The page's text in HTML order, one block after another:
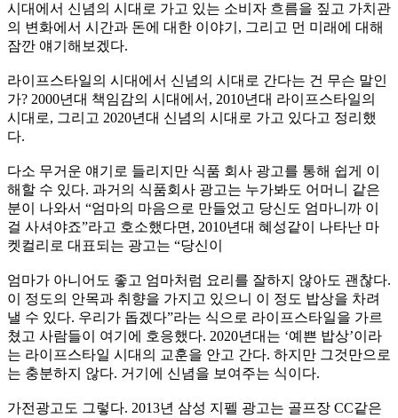
시대에서 신념의 시대로 가고 있는 소비자 흐름을 짚고 가치관
의 변화에서 시간과 돈에 대한 이야기 , 그리고 먼 미래에 대해
잠깐 얘기해보겠다.
라이프스타일의 시대에서 신념의 시대로 간다는 건 무슨 말인
가? 2000년대 책임감의 시대에서 , 2010년대 라이프스타일의
시대로, 그리고 2020년대 신념의 시대로 가고 있다고 정리했
다.
다소 무거운 얘기로 들리지만 식품 회사 광고를 통해 쉽게 이
해할 수 있다. 과거의 식품회사 광고는 누가봐도 어머니 같은
분이 나와서 “엄마의 마음으로 만들었고 당신도 엄마니까 이
걸 사셔야죠”라고 호소했다면 , 2010년대 혜성같이 나타난 마
켓컬리로 대표되는 광고는 “당신이
엄마가 아니어도 좋고 엄마처럼 요리를 잘하지 않아도 괜찮다.
이 정도의 안목과 취향을 가지고 있으니 이 정도 밥상을 차려
낼 수 있다. 우리가 돕겠다”라는 식으로 라이프스타일을 가르
쳤고 사람들이 여기에 호응했다. 2020년대는 ‘예쁜 밥상’이라
는 라이프스타일 시대의 교훈을 안고 간다. 하지만 그것만으로
는 충분하지 않다. 거기에 신념을 보여주는 식이다.
가전광고도 그렇다. 2013년 삼성 지펠 광고는 골프장 CC같은